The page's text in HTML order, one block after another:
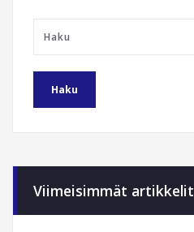
Viimeisimmät artikkelit